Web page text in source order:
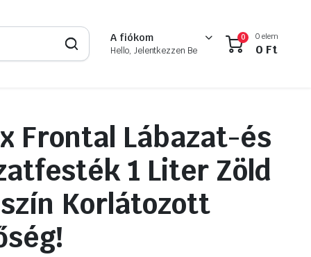
A fiókom
Hello, Jelentkezzen Be
0 0 elem
0 Ft
Frontal Lábazat-és
1 Liter Zöld
szín Korlátozott